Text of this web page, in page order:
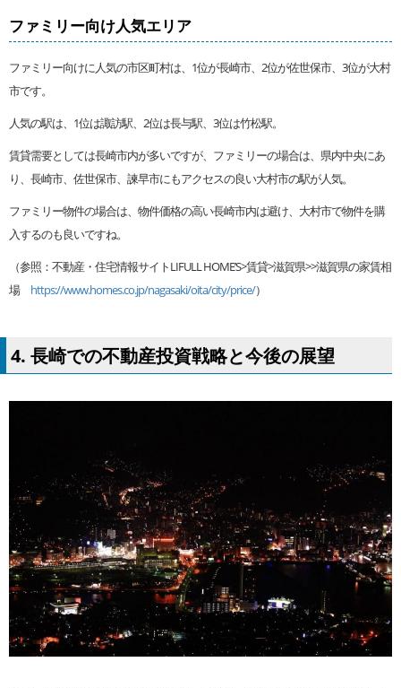
ファミリー向け人気エリア
ファミリー向けに人気の市区町村は、1位が長崎市、2位が佐世保市、3位が大村
市です。
人気の駅は、1位は諏訪駅、2位は長与駅、3位は竹松駅。
賃貸需要としては長崎市内が多いですが、ファミリーの場合は、県内中央にあ
り、長崎市、佐世保市、諫早市にもアクセスの良い大村市の駅が人気。
ファミリー物件の場合は、物件価格の高い長崎市内は避け、大村市で物件を購
入するのも良いですね。
（参照：不動産・住宅情報サイトLIFULL HOME’S>賃貸>滋賀県>>滋賀県の家賃相
場
https://www.homes.co.jp/nagasaki/oita/city/price/）
4. 長崎での不動産投資戦略と今後の展望